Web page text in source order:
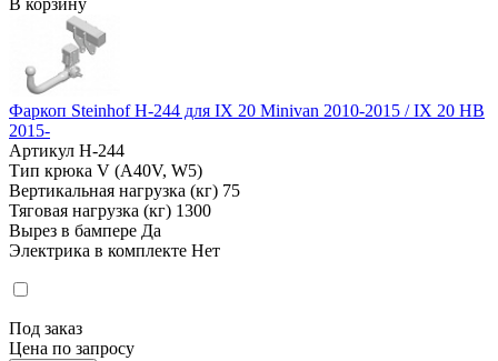
В корзину
Фаркоп Steinhof H-244 для IX 20 Minivan 2010-2015 / IX 20 HB
2015-
Артикул H-244
Тип крюка V (A40V, W5)
Вертикальная нагрузка (кг) 75
Тяговая нагрузка (кг) 1300
Вырез в бампере Да
Электрика в комплекте Нет
Под заказ
Цена по запросу